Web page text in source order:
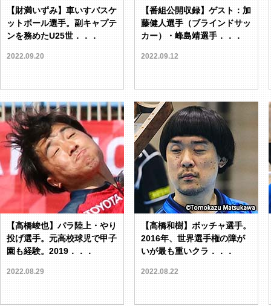
【財満いずみ】車いすバスケ
ットボール選手。副キャプテ
ンを務めたU25世．．．
2022.09.20
【番組公開収録】ゲスト：加
藤健人選手（ブラインドサッ
カー）・峰島靖選手．．．
2022.09.12
【高橋峻也】パラ陸上・やり
投げ選手。元高校球児で甲子
園も経験。2019．．．
2022.08.29
【高橋和樹】ボッチャ選手。
2016年、世界選手権の障が
いが最も重いクラ．．．
2022.08.22